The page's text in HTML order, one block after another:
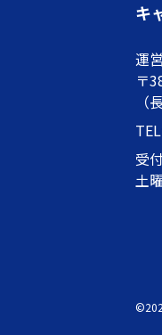
キ
運
〒
（
受
土